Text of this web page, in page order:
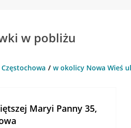
w pobliżu
Częstochowa w okolicy Nowa Wieś
Maryi Panny 35,